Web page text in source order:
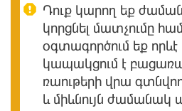
Դուք կարող եք
կորցնել մատչումը
օգտագործում եք
կապակցում է
ռաութերի վրա
և միևնույն ժամանակ